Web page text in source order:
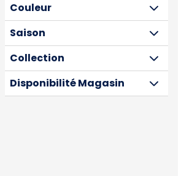
Couleur
Saison
Collection
Disponibilité Magasin